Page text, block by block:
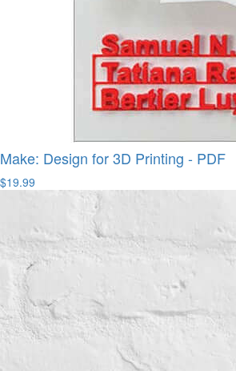
Make: Design for 3D Printing - PDF
$19.99